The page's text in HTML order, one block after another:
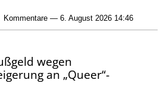
Kommentare — 6. August 2026 14:46
wegen
an „Queer“-